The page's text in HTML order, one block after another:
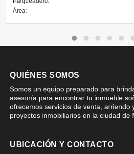
Área:
QUIÉNES SOMOS
Somos un equipo preparado para
asesoría para encontrar tu inmueble
ofrecemos servicios de venta, arriendo
proyectos inmobiliarios en la ciudad de
UBICACIÓN Y CONTACTO